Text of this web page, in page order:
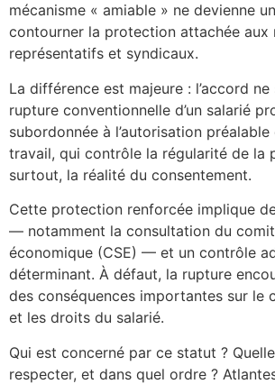
mécanisme « amiable » ne devienne
contourner la protection attachée aux
représentatifs et syndicaux.
La différence est majeure : l’accord
rupture conventionnelle d’un salarié
subordonnée à l’autorisation préalable
travail, qui contrôle la régularité de la
surtout, la réalité du consentement.
Cette protection renforcée implique
— notamment la consultation du
économique (CSE) — et un contrôle
déterminant. À défaut, la rupture
des conséquences importantes sur le
et les droits du salarié.
Qui est concerné par ce statut ?
respecter, et dans quel ordre ?